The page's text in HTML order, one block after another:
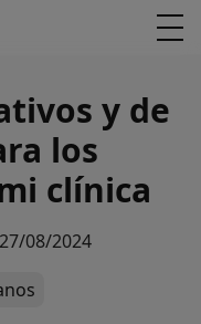
y de
los
clínica
27/08/2024